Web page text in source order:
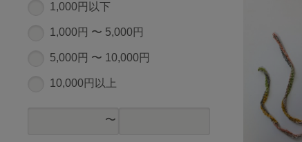
1,000円以下
1,000円 〜 5,000円
5,000円 〜 10,000円
10,000円以上